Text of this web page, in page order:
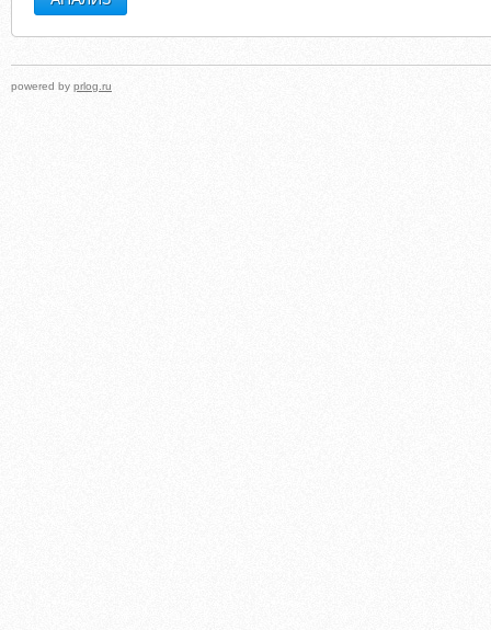
powered by prlog.ru